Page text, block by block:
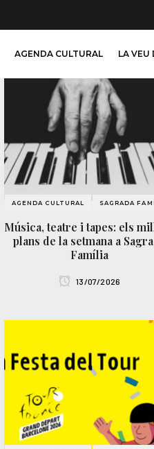
AGENDA CULTURAL LA VEU
AGENDA CULTURAL SAGRADA
Música, teatre i tapes: els
plans de la setmana a
Família
13/07/2026